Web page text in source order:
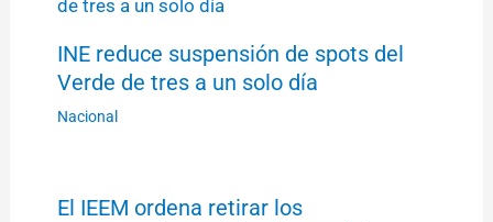
INE reduce suspensión de spots del
Verde de tres a un solo día
Nacional
El IEEM ordena retirar los